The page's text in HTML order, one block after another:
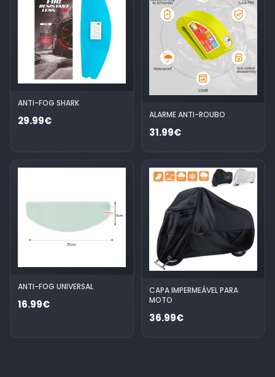
ANTI-FOG SHARK
29.99€ ALARME ANTI-ROUBO
31.99€
ANTI-FOG UNIVERSAL
16.99€
CAPA IMPERMEÁVEL PARA
MOTO
36.99€